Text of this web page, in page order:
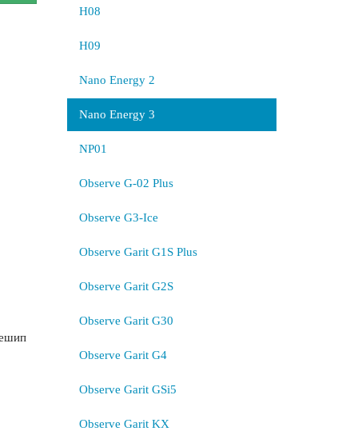
H08
H09
Nano Energy 2
Nano Energy 3
NP01
Observe G-02 Plus
Observe G3-Ice
Observe Garit G1S Plus
Observe Garit G2S
Observe Garit G30
Observe Garit G4
Observe Garit GSi5
Observe Garit KX